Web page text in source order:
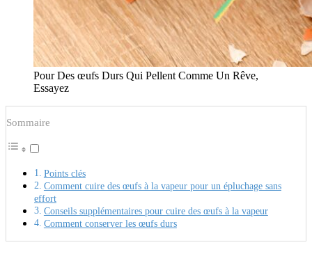
Pour Des œufs Durs Qui Pellent Comme Un Rêve,
Essayez
Sommaire
Points clés
Comment cuire des œufs à la vapeur pour un épluchage sans
effort
Conseils supplémentaires pour cuire des œufs à la vapeur
Comment conserver les œufs durs